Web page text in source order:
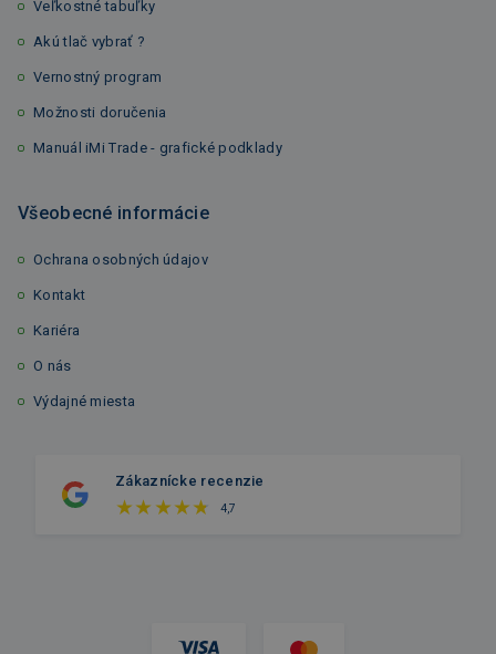
Veľkostné tabuľky
Akú tlač vybrať ?
Vernostný program
Možnosti doručenia
Manuál iMi Trade - grafické podklady
Všeobecné informácie
Ochrana osobných údajov
Kontakt
Kariéra
O nás
Výdajné miesta
Zákaznícke recenzie
4,7